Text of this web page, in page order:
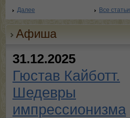
Далее Все статьи
Афиша
31.12.2025
Гюстав Кайботт.
Шедевры
импрессионизма